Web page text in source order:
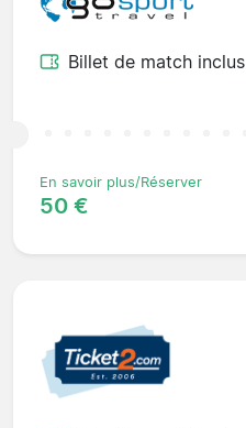
Billet de match inclus
En savoir plus/Réserver
50 €